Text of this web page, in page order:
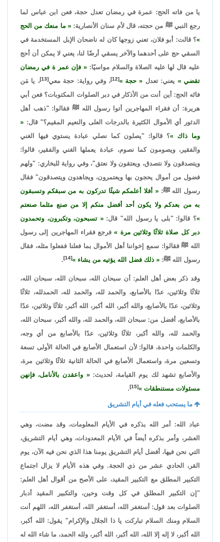
يا من فاته الحج: عمرة في رمضان تعدل حجة، فعن ابن عباس لما
رجع النبي ﷺ من حجته، قال لأم سنان الأنصارية:
ما منعك من الحج
؟ قالت: أبو فلان، تعني زوجها كان له ناضحان الإبل المستخدمة في
السقي حج على أحدهما والآخر يسقي أرضًا لنا، يعني لا يمكن أن أحج
عليه قال لها عليه الصلاة والسلام مواسيًا:
فإن عمر ة في رمضان
تقضي
يعني: تعدل حجة [12] ، وفي رواية: حجة معي[13]
، يا مَن
فاتَه الحج: أين أنت من الأذكار في دبر الصلوات المكتوبات؟ فعن أبي
هريرة: أن فقراء المهاجرين أتوا رسول الله ﷺ فقالوا: "ذهب أهل
الدثور أي الأموال الكثيرة بالدرجات العلى والنعيم المقيم؟" قال:
وما ذاك
؟ قالوا: "يصلون كما نصلي عبادة يستوي فيها الغني
والفقير، ويصومون كما نصوم، عبادة يعملها الغني والفقير، قالوا:
ويتصدقون ولا نتصدق، ويعتقون ولا نعتق"، وفي رواية للبخاري: "ولهم
فضول من أموال يحجون بها ويعتمرون، ويجاهدون ويتصدقون" فقال
رسول الله ﷺ:
أفلا أعلمكم شيئًا تدركون به من سبقكم وتسبقون
به من بعدكم ولا يكون أحد أفضل منكم إلا من صنع مثلما صنعتم
؟ قالوا: "بلى يا رسول الله" قال:
تسبحون، وتكبرون، وتحمدون
دبر كل صلاة ثلاثًا وثلاثين مرة
فرجع فقراء المهاجرين إلى رسول
الله ﷺ فقالوا: سمع إخواننا أهل الأموال بما فعلنا ففعلوا مثله، فقال
رسول الله ﷺ:
ذلك فضل الله يؤتيه من يشاء [14]
.
وقد ذكر بعض أهل العلم: أن سبحان الله، سبحان الله، سبحان الله،
ثلاثًا وثلاثين، عدًا بالأصابع، والحمد لله، والحمد لله، الحمدلله، ثلاثًا
وثلاثين، عدًا بالأصابع، والله أكبر، الله أكبر، الله أكبر، ثلاثًا وثلاثين، عدًا
بالأصابع، أفضل من: سبحان الله، والحمد لله، والله أكبر، سبحان الله،
والحمد لله، والله أكبر، ثلاثًا وثلاثين، عدًا بالأصابع من أي وجه،
والكلمات واحدة، قالوا: لأن استعمال الأصابع في الحالة الأولى تسعة
وتسعين مرة، واستعمال الأصابع في الحالة الثانية ثلاثًا وثلاثين مرة،
والأصابع تشهد لك يوم القيامة، لحديث:
واعقدن بالأنامل، فإنهن
مسئولات مستنطقات
[15]
.
ما يستحب فعله في أيام التشريق
عباد الله: أمر الله بذكره في الأيام المعلومات، وقد مضت، وهي
العشر، وأمر بذكره أيضاً في الأيام المعدودات، وهي أيام التشريق،
التي نحن فيها، أفضل أيام التشريق يومنا هذا الذي نحن فيه الآن، يوم
القر، الحادي عشر من ذي الحجة. وفي هذه الأيام لا يزال اجتماع
التكبير المطلق مع التكبير المقيد، على الأصح من أقوال أهل العلم:
"إن التكبير المطلق في كل وقت وحين، والتكبير المقيد أدبار
الصلوات بعد قول: أستغفر الله، أستغفر الله، أستغفر الله، اللهم أنت
السلام ومنك السلام تباركت يا ذا الجلال والإكرام" يقول: الله أكبر،
الله أكبر، لا إله إلا الله، الله أكبر، الله أكبر، ولله الحمد، ما شاء الله له